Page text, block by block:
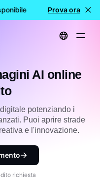
🎉 Nuovo
Prova ora
AI online gratuito
AI online
potenziando i
Puoi aprire strade
e l'innovazione.
richiesta